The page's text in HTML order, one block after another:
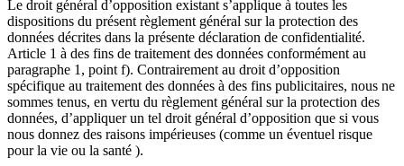
Le droit général d’opposition existant s’applique à toutes les
dispositions du présent règlement général sur la protection des
données décrites dans la présente déclaration de confidentialité.
Article 1 à des fins de traitement des données conformément au
paragraphe 1, point f). Contrairement au droit d’opposition
spécifique au traitement des données à des fins publicitaires, nous ne
sommes tenus, en vertu du règlement général sur la protection des
données, d’appliquer un tel droit général d’opposition que si vous
nous donnez des raisons impérieuses (comme un éventuel risque
pour la vie ou la santé ).